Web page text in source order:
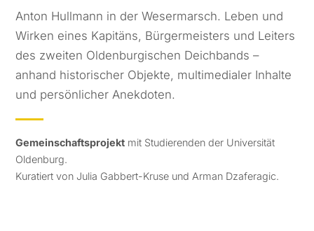
Anton Hullmann in der Wesermarsch. Leben und
Wirken eines Kapitäns, Bürgermeisters und Leiters
des zweiten Oldenburgischen Deichbands –
anhand historischer Objekte, multimedialer Inhalte
und persönlicher Anekdoten.
Gemeinschaftsprojekt mit Studierenden der Universität
Oldenburg.
Kuratiert von Julia Gabbert-Kruse und Arman Dzaferagic.